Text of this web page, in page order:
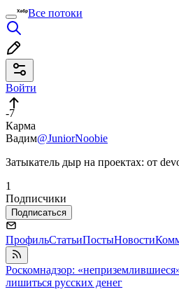
Все потоки
Войти
-7
Карма
Вадим@JuniorNoobie
Затыкатель дыр на проектах: от
1
Подписчики
Подписаться
ПрофильСтатьиПостыНовости
Роскомнадзор:
лишиться русских денег